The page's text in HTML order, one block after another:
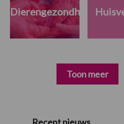
Primaire
Dierengezondheid
Toon meer